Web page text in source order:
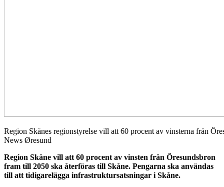
Region Skånes regionstyrelse vill att 60 procent av vinsterna från
News Øresund
Region Skåne vill att 60 procent av vinsten från Öresundsbron
fram till 2050 ska återföras till Skåne. Pengarna ska användas
till att tidigarelägga infrastruktursatsningar i Skåne.